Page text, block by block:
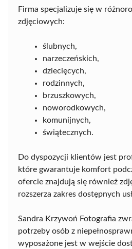
Firma specjalizuje się w
zdjęciowych:
ślubnych,
narzeczeńskich,
dziecięcych,
rodzinnych,
brzuszkowych,
noworodkowych,
komunijnych,
świątecznych.
Do dyspozycji klientów jest
które gwarantuje komfort
ofercie znajdują się również
rozszerza zakres dostępnych
Sandra Krzywoń Fotografia
potrzeby osób z
wyposażone jest w wejście